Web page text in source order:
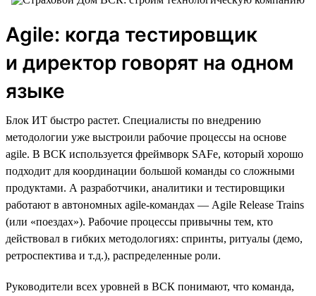
Agile: когда тестировщик
и директор говорят на одном
языке
Блок ИТ быстро растет. Специалисты по внедрению
методологии уже выстроили рабочие процессы на основе
agile. В ВСК используется фреймворк SAFe, который хорошо
подходит для координации большой команды со сложными
продуктами. А разработчики, аналитики и тестировщики
работают в автономных agile-командах — Agile Release Trains
(или «поездах»). Рабочие процессы привычны тем, кто
действовал в гибких методологиях: спринты, ритуалы (демо,
ретроспектива и т.д.), распределенные роли.
Руководители всех уровней в ВСК понимают, что команда,